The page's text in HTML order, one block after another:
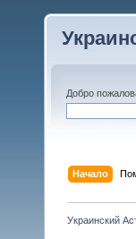
Добро
Начало
Украинский